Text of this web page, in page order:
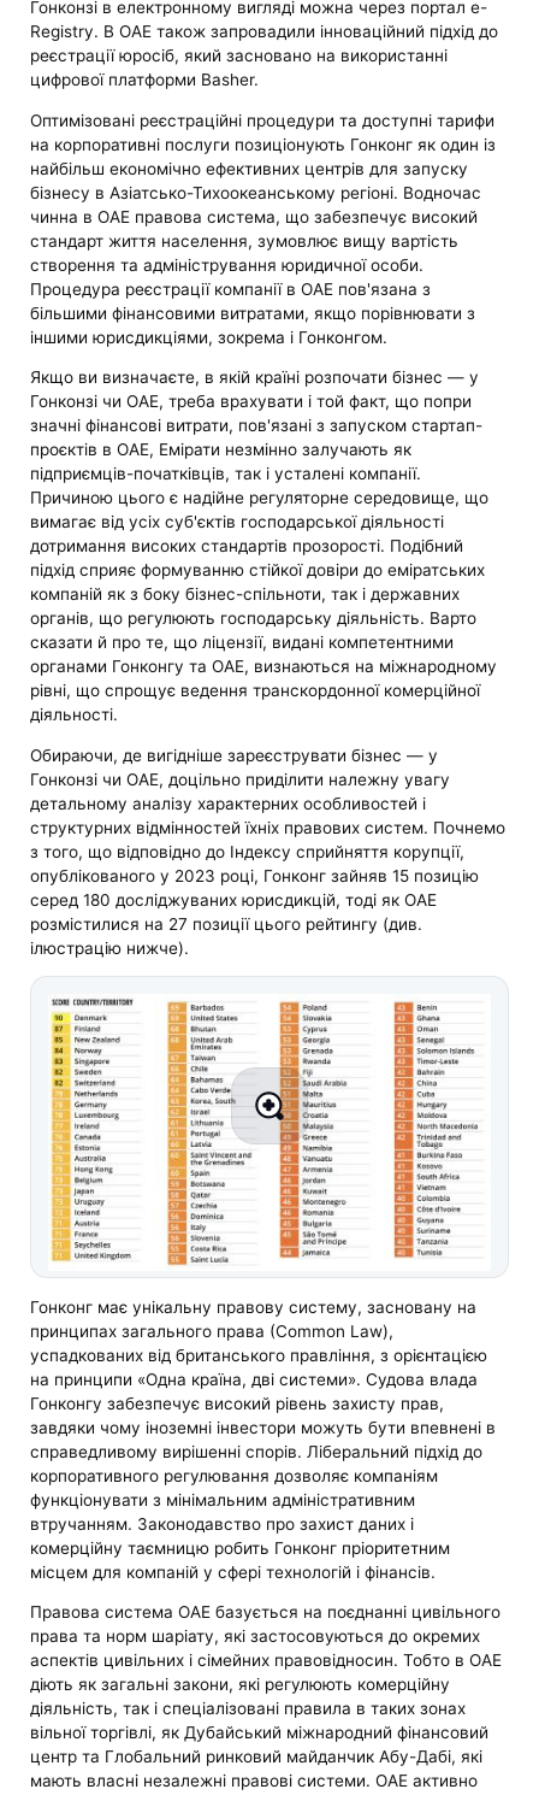
Гонконзі в електронному вигляді можна через портал e-
Registry. В ОАЕ також запровадили інноваційний підхід до
реєстрації юросіб, який засновано на використанні
цифрової платформи Basher.
Оптимізовані реєстраційні процедури та доступні тарифи
на корпоративні послуги позиціонують Гонконг як один із
найбільш економічно ефективних центрів для запуску
бізнесу в Азіатсько-Тихоокеанському регіоні. Водночас
чинна в ОАЕ правова система, що забезпечує високий
стандарт життя населення, зумовлює вищу вартість
створення та адміністрування юридичної особи.
Процедура реєстрації компанії в ОАЕ пов'язана з
більшими фінансовими витратами, якщо порівнювати з
іншими юрисдикціями, зокрема і Гонконгом.
Якщо ви визначаєте, в якій країні розпочати бізнес — у
Гонконзі чи ОАЕ, треба врахувати і той факт, що попри
значні фінансові витрати, пов'язані з запуском стартап-
проєктів в ОАЕ, Емірати незмінно залучають як
підприємців-початківців, так і усталені компанії.
Причиною цього є надійне регуляторне середовище, що
вимагає від усіх суб'єктів господарської діяльності
дотримання високих стандартів прозорості. Подібний
підхід сприяє формуванню стійкої довіри до еміратських
компаній як з боку бізнес-спільноти, так і державних
органів, що регулюють господарську діяльність. Варто
сказати й про те, що ліцензії, видані компетентними
органами Гонконгу та ОАЕ, визнаються на міжнародному
рівні, що спрощує ведення транскордонної комерційної
діяльності.
Обираючи, де вигідніше зареєструвати бізнес — у
Гонконзі чи ОАЕ, доцільно приділити належну увагу
детальному аналізу характерних особливостей і
структурних відмінностей їхніх правових систем. Почнемо
з того, що відповідно до Індексу сприйняття корупції,
опублікованого у 2023 році, Гонконг зайняв 15 позицію
серед 180 досліджуваних юрисдикцій, тоді як ОАЕ
розмістилися на 27 позиції цього рейтингу (див.
ілюстрацію нижче).
Гонконг має унікальну правову систему, засновану на
принципах загального права (Сommon Law),
успадкованих від британського правління, з орієнтацією
на принципи «Одна країна, дві системи». Судова влада
Гонконгу забезпечує високий рівень захисту прав,
завдяки чому іноземні інвестори можуть бути впевнені в
справедливому вирішенні спорів. Ліберальний підхід до
корпоративного регулювання дозволяє компаніям
функціонувати з мінімальним адміністративним
втручанням. Законодавство про захист даних і
комерційну таємницю робить Гонконг пріоритетним
місцем для компаній у сфері технологій і фінансів.
Правова система ОАЕ базується на поєднанні цивільного
права та норм шаріату, які застосовуються до окремих
аспектів цивільних і сімейних правовідносин. Тобто в ОАЕ
діють як загальні закони, які регулюють комерційну
діяльність, так і спеціалізовані правила в таких зонах
вільної торгівлі, як Дубайський міжнародний фінансовий
центр та Глобальний ринковий майданчик Абу-Дабі, які
мають власні незалежні правові системи. ОАЕ активно